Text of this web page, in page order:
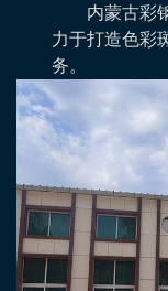
内蒙古彩
力于打造色彩
务。